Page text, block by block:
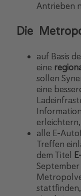
Antrieben
Die
auf Basis
eine
sollen
eine
erleichtern,
alle E-
Treffen
dem Titel
September
stattfinden,